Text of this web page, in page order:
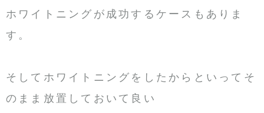
ホワイトニングが成功するケースもありま
す。
そしてホワイトニングをしたからといってそ
のまま放置しておいて良い